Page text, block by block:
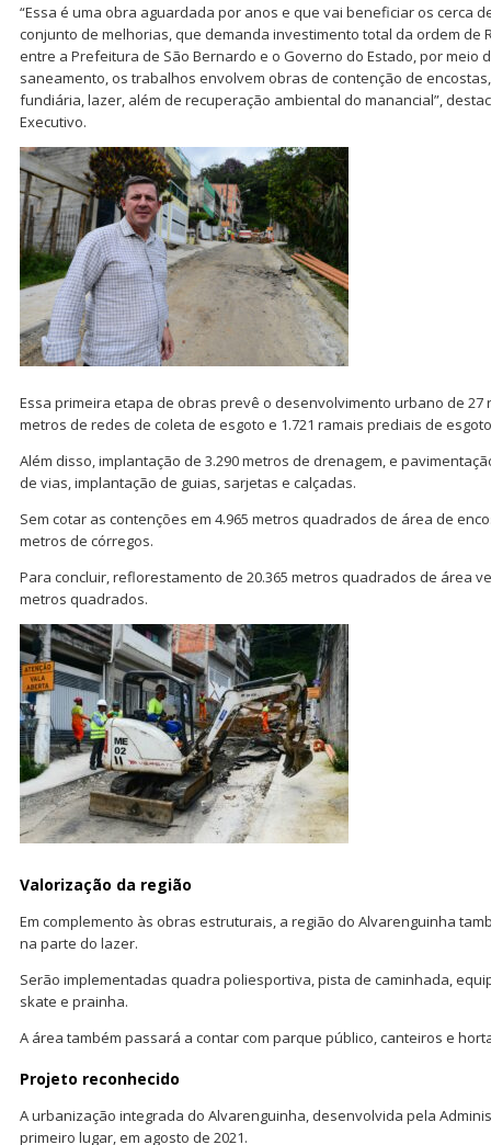
“Essa é uma obra aguardada por anos e que vai beneficiar os cerca
conjunto de melhorias, que demanda investimento total da ordem de
entre a Prefeitura de São Bernardo e o Governo do Estado, por meio
saneamento, os trabalhos envolvem obras de contenção de
fundiária, lazer, além de recuperação ambiental do manancial”,
Executivo.
Essa primeira etapa de obras prevê o desenvolvimento urbano de 27
metros de redes de coleta de esgoto e 1.721 ramais prediais de
Além disso, implantação de 3.290 metros de drenagem, e
de vias, implantação de guias, sarjetas e calçadas.
Sem cotar as contenções em 4.965 metros quadrados de área de
metros de córregos.
Para concluir, reflorestamento de 20.365 metros quadrados de área
metros quadrados.
Valorização da região
Em complemento às obras estruturais, a região do Alvarenguinha
na parte do lazer.
Serão implementadas quadra poliesportiva, pista de caminhada,
skate e prainha.
A área também passará a contar com parque público, canteiros e
Projeto reconhecido
A urbanização integrada do Alvarenguinha, desenvolvida pela
primeiro lugar, em agosto de 2021.